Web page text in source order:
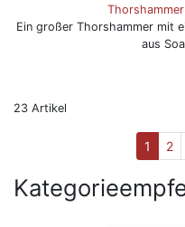
Ein großer Thorshammer mit
aus
23 Artikel
1 2